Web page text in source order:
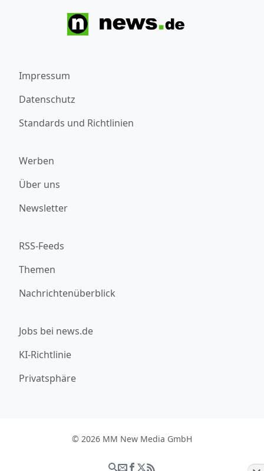
Impressum
Datenschutz
Standards und Richtlinien
Werben
Über uns
Newsletter
RSS-Feeds
Themen
Nachrichtenüberblick
Jobs bei news.de
KI-Richtlinie
Privatsphäre
© 2026 MM New Media GmbH